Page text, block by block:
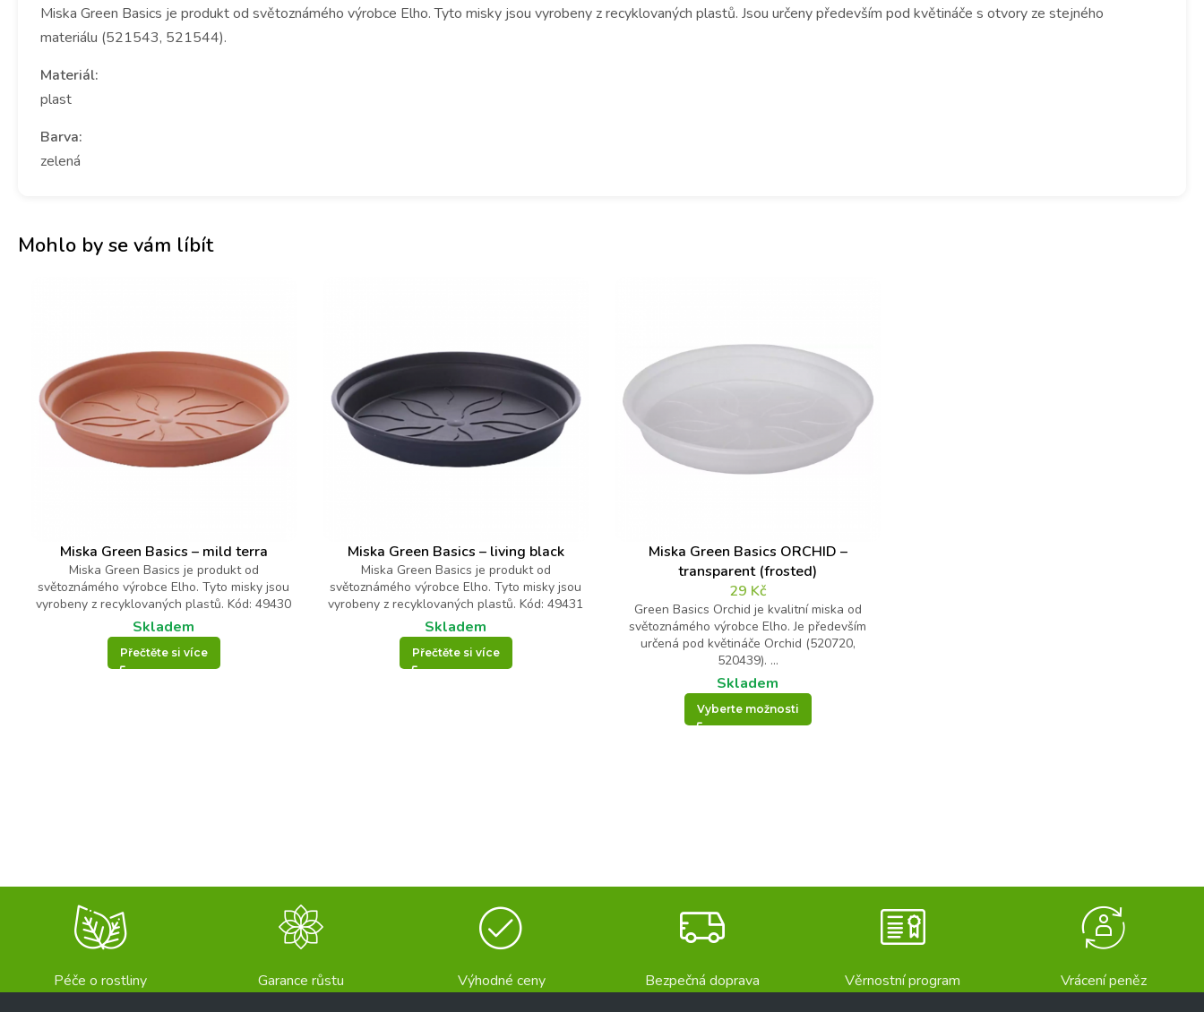
Miska Green Basics je produkt od světoznámého výrobce Elho. Tyto misky jsou vyrobeny z recyklovaných plastů. Jsou určeny především pod květináče s otvory ze stejného
materiálu (521543, 521544).
Materiál:
plast
Barva:
zelená
Mohlo by se vám líbít
Miska Green Basics – mild terra
Miska Green Basics je produkt od
světoznámého výrobce Elho. Tyto misky jsou
vyrobeny z recyklovaných plastů. Kód: 49430
Skladem
Přečtěte si více
Miska Green Basics – living black
Miska Green Basics je produkt od
světoznámého výrobce Elho. Tyto misky jsou
vyrobeny z recyklovaných plastů. Kód: 49431
Skladem
Přečtěte si více
Miska Green Basics ORCHID –
transparent (frosted)
29 Kč
Green Basics Orchid je kvalitní miska od
světoznámého výrobce Elho. Je především
určená pod květináče Orchid (520720,
520439). ...
Skladem
Vyberte možnosti
Péče o rostliny Garance růstu Výhodné ceny Bezpečná doprava Věrnostní program Vrácení peněz